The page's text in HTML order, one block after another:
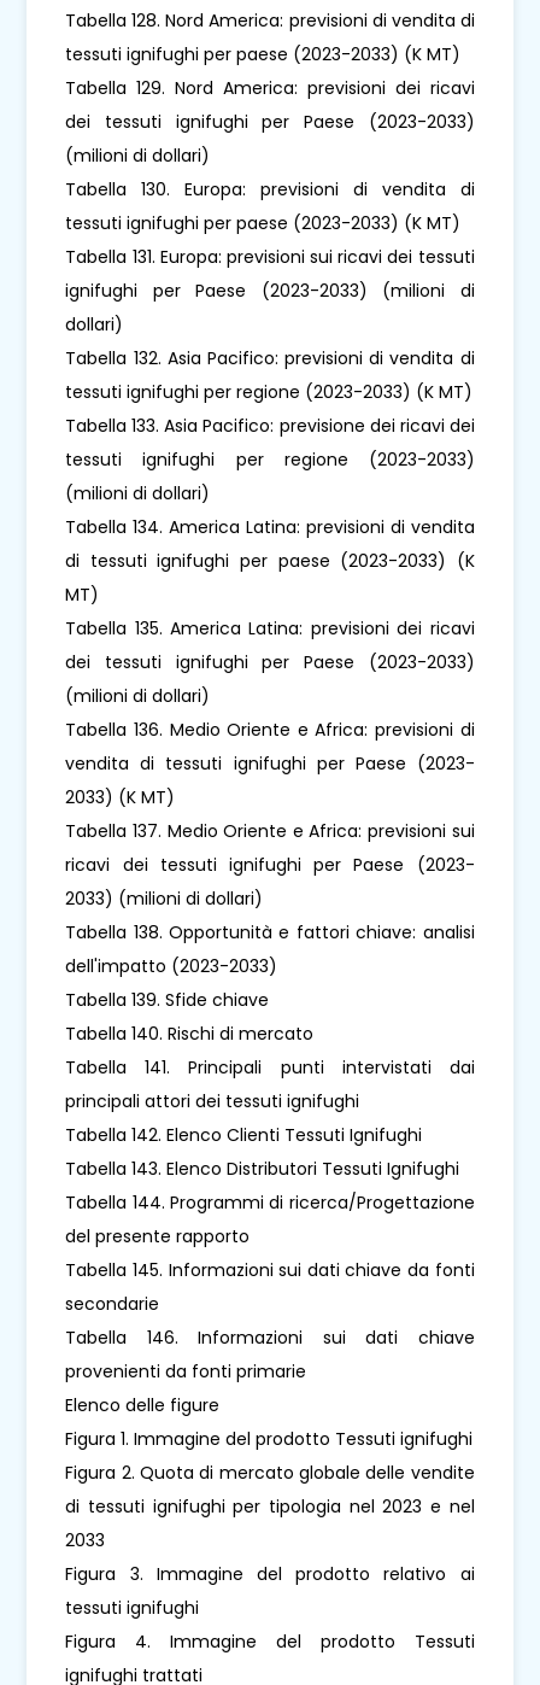
Tabella 128. Nord America: previsioni di vendita di
tessuti ignifughi per paese (2023-2033) (K MT)
Tabella 129. Nord America: previsioni dei ricavi
dei tessuti ignifughi per Paese (2023-2033)
(milioni di dollari)
Tabella 130. Europa: previsioni di vendita di
tessuti ignifughi per paese (2023-2033) (K MT)
Tabella 131. Europa: previsioni sui ricavi dei tessuti
ignifughi per Paese (2023-2033) (milioni di
dollari)
Tabella 132. Asia Pacifico: previsioni di vendita di
tessuti ignifughi per regione (2023-2033) (K MT)
Tabella 133. Asia Pacifico: previsione dei ricavi dei
tessuti ignifughi per regione (2023-2033)
(milioni di dollari)
Tabella 134. America Latina: previsioni di vendita
di tessuti ignifughi per paese (2023-2033) (K
MT)
Tabella 135. America Latina: previsioni dei ricavi
dei tessuti ignifughi per Paese (2023-2033)
(milioni di dollari)
Tabella 136. Medio Oriente e Africa: previsioni di
vendita di tessuti ignifughi per Paese (2023-
2033) (K MT)
Tabella 137. Medio Oriente e Africa: previsioni sui
ricavi dei tessuti ignifughi per Paese (2023-
2033) (milioni di dollari)
Tabella 138. Opportunità e fattori chiave: analisi
dell'impatto (2023-2033)
Tabella 139. Sfide chiave
Tabella 140. Rischi di mercato
Tabella 141. Principali punti intervistati dai
principali attori dei tessuti ignifughi
Tabella 142. Elenco Clienti Tessuti Ignifughi
Tabella 143. Elenco Distributori Tessuti Ignifughi
Tabella 144. Programmi di ricerca/Progettazione
del presente rapporto
Tabella 145. Informazioni sui dati chiave da fonti
secondarie
Tabella 146. Informazioni sui dati chiave
provenienti da fonti primarie
Elenco delle figure
Figura 1. Immagine del prodotto Tessuti ignifughi
Figura 2. Quota di mercato globale delle vendite
di tessuti ignifughi per tipologia nel 2023 e nel
2033
Figura 3. Immagine del prodotto relativo ai
tessuti ignifughi
Figura 4. Immagine del prodotto Tessuti
ignifughi trattati